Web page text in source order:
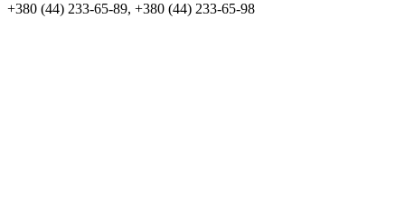
+380 (44) 233-65-89, +380 (44) 233-65-98